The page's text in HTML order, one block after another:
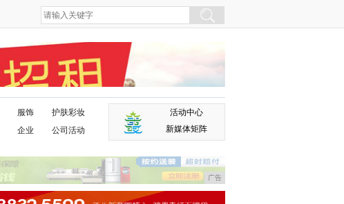
服饰
企业
护肤彩妆
公司活动
活动中心
新媒体矩阵
广告